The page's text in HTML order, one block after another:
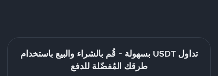
تداول USDT بسهولة - قُم بالشراء والبيع باستخدام
طرقك المُفضّلة للدفع